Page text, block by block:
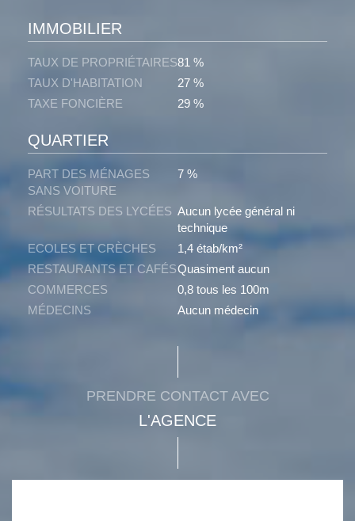
IMMOBILIER
TAUX DE PROPRIÉTAIRES81 %
TAUX D'HABITATION
27 %
TAXE FONCIÈRE
29 %
QUARTIER
PART DES MÉNAGES
SANS VOITURE
7 %
RÉSULTATS DES LYCÉES Aucun lycée général ni
technique
ECOLES ET CRÈCHES
1,4 étab/km²
RESTAURANTS ET CAFÉSQuasiment aucun
COMMERCES
0,8 tous les 100m
MÉDECINS
Aucun médecin
PRENDRE CONTACT AVEC
L'AGENCE